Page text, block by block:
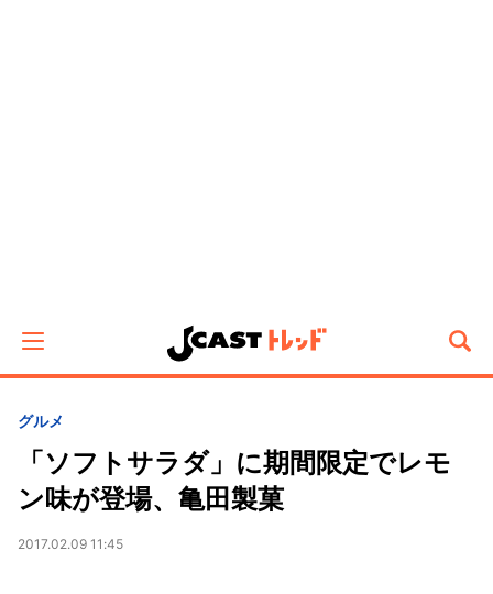
グルメ
「ソフトサラダ」に期間限定でレモ
ン味が登場、亀田製菓
2017.02.09 11:45